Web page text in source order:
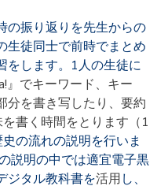
振り返りを先生からの
生徒同士で前時でまとめ
します。 1人の生徒に
』でキーワード、キー
分を書き写したり、要約
書く時間をとります（1
の流れの説明を行いま
説明の中では適宜電子黒
ジタル教科書を活用し、